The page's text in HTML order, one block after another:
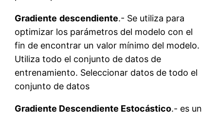
Gradiente descendiente.- Se utiliza para
optimizar los parámetros del modelo con el
fin de encontrar un valor mínimo del modelo.
Utiliza todo el conjunto de datos de
entrenamiento. Seleccionar datos de todo el
conjunto de datos
Gradiente Descendiente Estocástico.- es un